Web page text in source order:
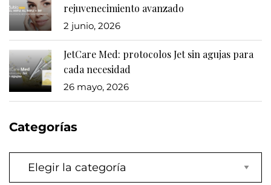
rejuvenecimiento avanzado
2 junio, 2026
JetCare Med: protocolos Jet sin agujas para
cada necesidad
26 mayo, 2026
Categorías
Categorías